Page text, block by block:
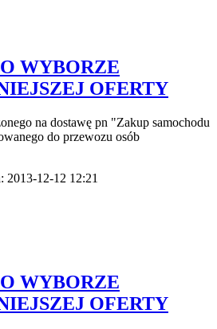
WYBORZE
OFERTY
na dostawę pn "Zakup samochodu
do przewozu osób
2013-12-12 12:21
WYBORZE
OFERTY